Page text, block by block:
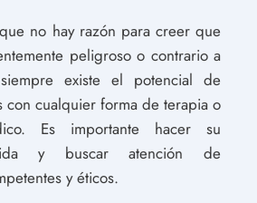
no hay razón para creer que
peligroso o contrario a
existe el potencial de
con cualquier forma de terapia o
Es importante hacer su
y buscar atención de
y éticos.